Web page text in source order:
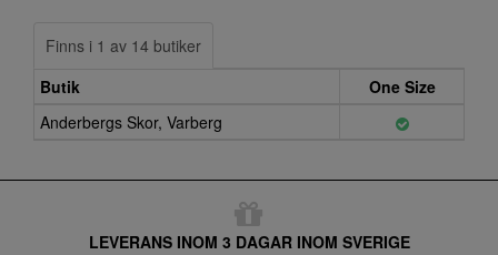
Finns i 1 av 14 butiker
Butik
One Size
Anderbergs Skor, Varberg
LEVERANS INOM 3 DAGAR INOM SVERIGE